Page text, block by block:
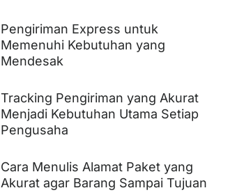
Pengiriman Express untuk
Memenuhi Kebutuhan yang
Mendesak
Tracking Pengiriman yang Akurat
Menjadi Kebutuhan Utama Setiap
Pengusaha
Cara Menulis Alamat Paket yang
Akurat agar Barang Sampai Tujuan